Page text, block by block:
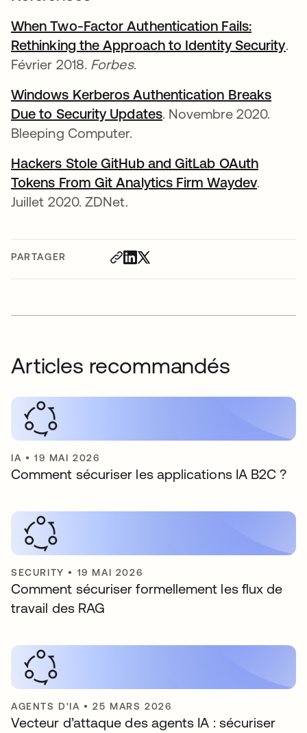
PARTAGER
When Two-Factor Authentication Fails:
Rethinking the Approach to Identity Security.
Février 2018. Forbes.
Windows Kerberos Authentication Breaks
Due to Security Updatess’ouvre dans un
. Novembre 2020.
Bleeping Computer.
Hackers Stole GitHub and GitLab OAuth
Tokens From Git Analytics Firm Waydev.
Juillet 2020. ZDNet.
Articles recommandés
IA •19 MAI 2026
Comment sécuriser les applications IA B2C ?
SECURITY • 19 MAI 2026
Comment sécuriser formellement les flux de
travail des RAG
AGENTS D'IA •25 MARS 2026
Vecteur d’attaque des agents IA : sécuriser